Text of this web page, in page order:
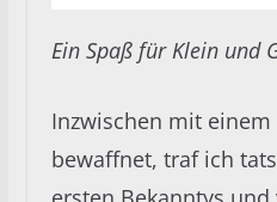
Ein Spaß für Klein und
Inzwischen mit einem
bewaffnet, traf ich